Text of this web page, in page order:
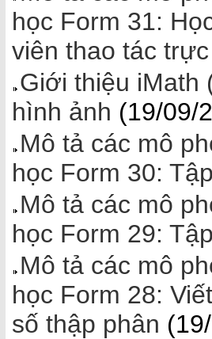
học Form 31:
viên thao tác
Giới thiệu iMath
hình ảnh (19/09/
Mô tả các mô
học Form 30:
Mô tả các mô
học Form 29:
Mô tả các mô
học Form 28:
số thập phân